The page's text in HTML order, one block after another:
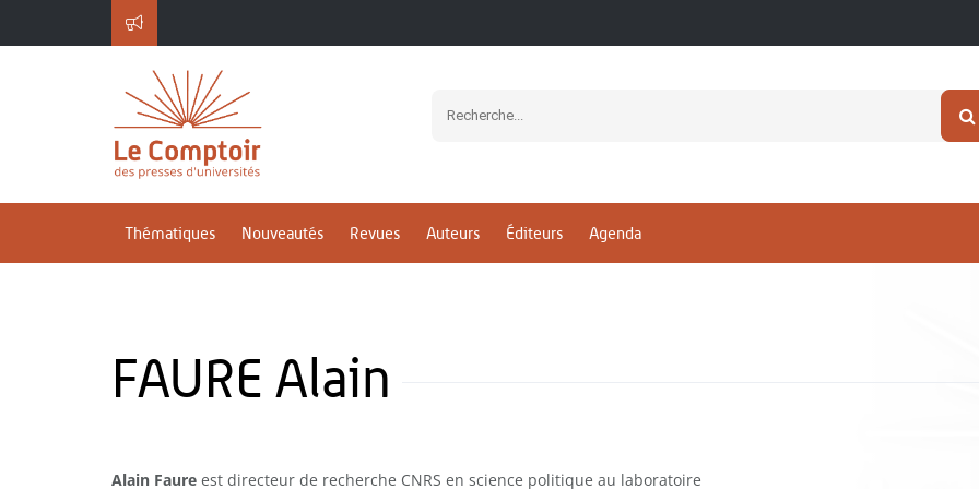
Thématiques Nouveautés Revues Auteurs Éditeurs Agenda
FAURE Alain
Alain Faure est directeur de recherche CNRS en science politique au laboratoire